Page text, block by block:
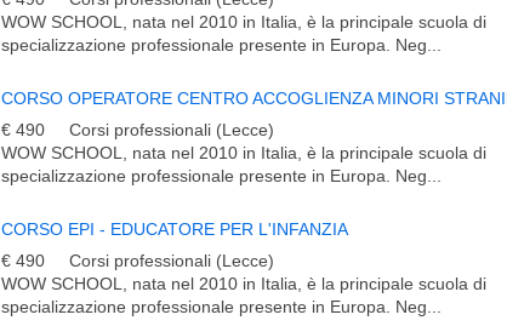
WOW SCHOOL, nata nel 2010 in Italia, è la principale scuola di
specializzazione professionale presente in Europa. Neg...
€ 490
Corsi professionali (Lecce)
WOW SCHOOL, nata nel 2010 in Italia, è la principale scuola di
specializzazione professionale presente in Europa. Neg...
CORSO EPI - EDUCATORE PER L'INFANZIA
€ 490
Corsi professionali (Lecce)
WOW SCHOOL, nata nel 2010 in Italia, è la principale scuola di
specializzazione professionale presente in Europa. Neg...